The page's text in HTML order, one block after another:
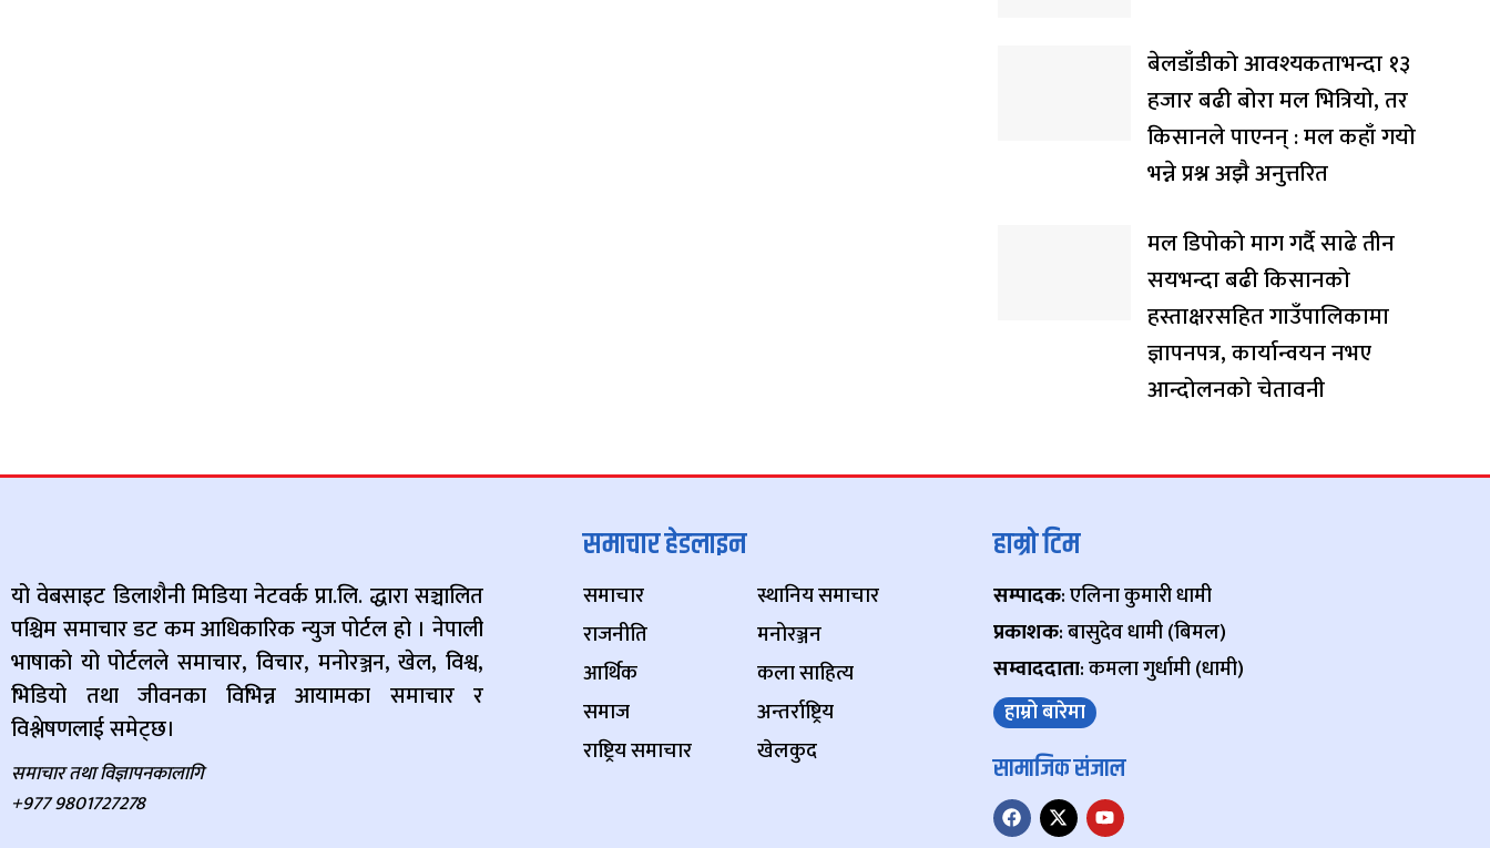
बेलडाँडीको आवश्यकताभन्दा १३
हजार बढी बोरा मल भित्रियो, तर
किसानले पाएनन् : मल कहाँ गयो
भन्ने प्रश्न अझै अनुत्तरित
मल डिपोको माग गर्दै साढे तीन
सयभन्दा बढी किसानको
हस्ताक्षरसहित गाउँपालिकामा
ज्ञापनपत्र, कार्यान्वयन नभए
आन्दोलनको चेतावनी
यो वेबसाइट डिलाशैनी मिडिया नेटवर्क प्रा.लि. द्धारा सञ्चालित
पश्चिम समाचार डट कम आधिकारिक न्युज पोर्टल हो । नेपाली
भाषाको यो पोर्टलले समाचार, विचार, मनोरञ्जन, खेल, विश्व,
भिडियो तथा जीवनका विभिन्न आयामका समाचार र
विश्लेषणलाई समेट्छ।
समाचार तथा विज्ञापनकालागि
+977 9801727278
समाचार हेडलाइन
समाचार
राजनीति
आर्थिक
समाज
राष्ट्रिय समाचार
स्थानिय समाचार
मनोरञ्जन
कला साहित्य
अन्तर्राष्ट्रिय
खेलकुद
हाम्रो टिम
सम्पादक: एलिना कुमारी धामी
प्रकाशक: बासुदेव धामी (बिमल)
सम्वाददाता: कमला गुर्धामी (धामी)
हाम्रो बारेमा
सामाजिक संजाल